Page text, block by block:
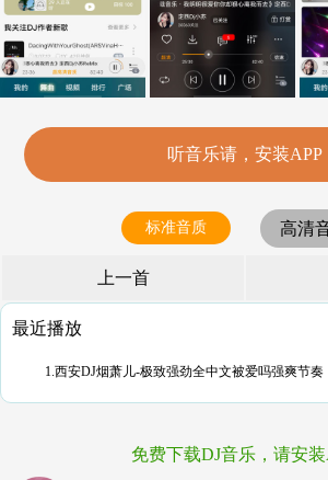
听音乐请，安装APP
标准音质 高清
上一首
最近播放
1.西安DJ烟萧儿-极致强劲全中文被爱吗强爽节奏
免费下载DJ音乐，请安装